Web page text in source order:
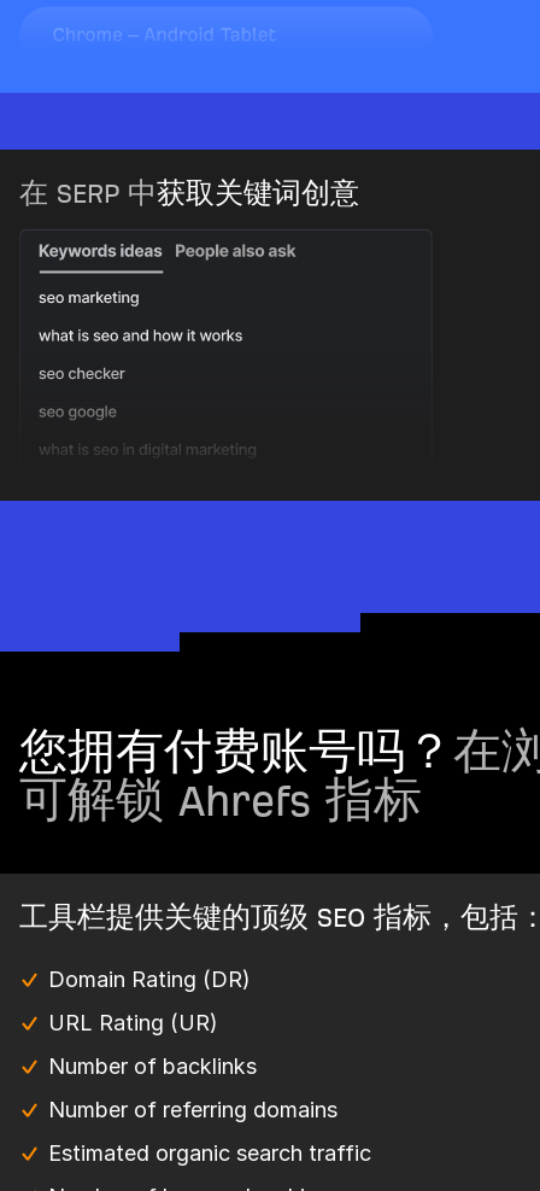
在 SERP 中获取关键词创意
您拥有付费账号吗？ 在
可解锁 Ahrefs 指标
工具栏提供关键的顶级 SEO 指标，包括
Domain Rating (DR)
URL Rating (UR)
Number of backlinks
Number of referring domains
Estimated organic search traffic